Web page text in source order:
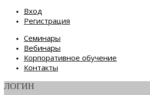
Вход
Регистрация
Семинары
Вебинары
Корпоративное обучение
Контакты
ЛОГИН